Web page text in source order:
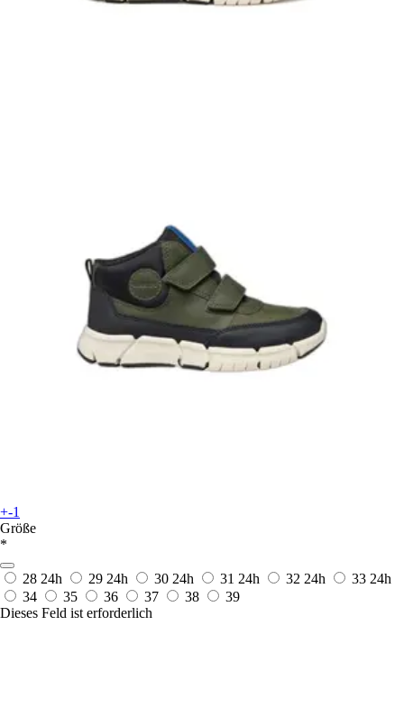
+-1
Größe
*
28 24h 29 24h 30 24h 31 24h 32 24h 33 24h
34
35 36 37 38
39
Dieses Feld ist erforderlich